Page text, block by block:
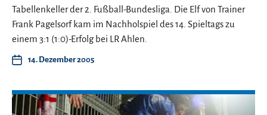
Tabellenkeller der 2. Fußball-Bundesliga. Die Elf von Trainer
Frank Pagelsorf kam im Nachholspiel des 14. Spieltags zu
einem 3:1 (1:0)-Erfolg bei LR Ahlen.
14. Dezember 2005